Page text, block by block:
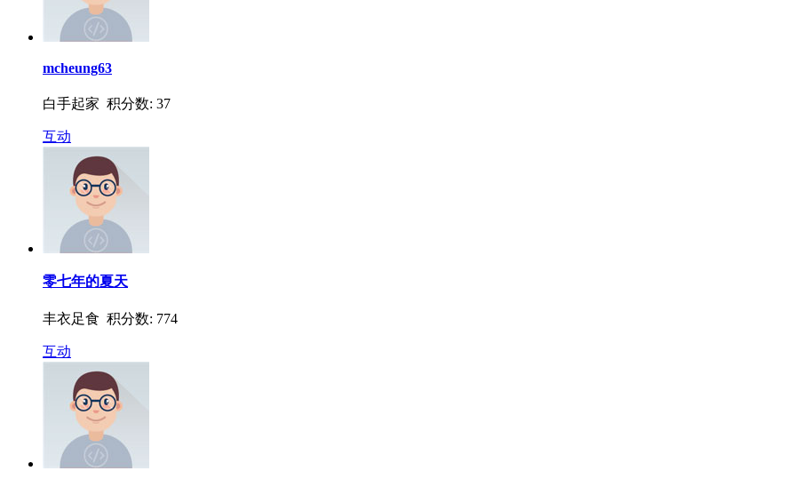
mcheung63
白手起家 积分数: 37
互动
零七年的夏天
丰衣足食 积分数: 774
互动